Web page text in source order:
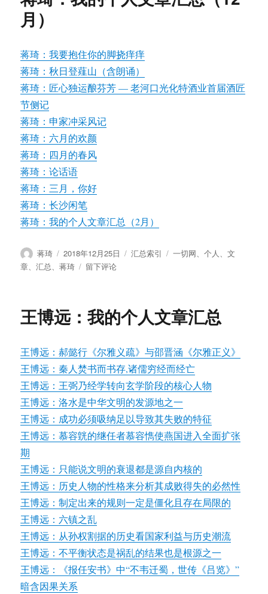
网
寄
语
—
新
的
月）
蒋琦：我要抱住你的脚挠痒痒
蒋琦：秋日登薤山（含朗诵）
蒋琦：匠心独运酿芬芳 — 老河口光化特酒业首届酒匠
节侧记
蒋琦：申家冲采风记
蒋琦：六月的欢颜
蒋琦：四月的春风
蒋琦：论话语
蒋琦：三月，你好
蒋琦：长沙闲笔
蒋琦：我的个人文章汇总（2月）
作
者
蒋琦
发
布
2018年12月25日
分
汇总索引
标
一切网、个人、文
章、汇总、蒋琦
于
的
个
文
章
汇
总
（12
月）
留下评论
王博远：我的个人文章汇总
王博远：郝懿行《尔雅义疏》与邵晋涵《尔雅正义》
王博远：秦人焚书而书存,诸儒穷经而经亡
王博远：王弼乃经学转向玄学阶段的核心人物
王博远：洛水是中华文明的发源地之一
王博远：成功必须吸纳足以导致其失败的特征
王博远：慕容皝的继任者慕容懏使燕国进入全面扩张
期
王博远：只能说文明的衰退都是源自内核的
王博远：历史人物的性格来分析其成败得失的必然性
王博远：制定出来的规则一定是僵化且存在局限的
王博远：六镇之乱
王博远：从孙权割据的历史看国家利益与历史潮流
王博远：不平衡状态是祸乱的结果也是根源之一
王博远：《报任安书》中“不韦迁蜀，世传《吕览》”
暗含因果关系